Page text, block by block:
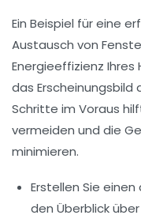
Ein Beispiel für eine
Austausch von
Energieeffizienz
das Erscheinungsbild
Schritte im Voraus
vermeiden und die
minimieren.
Erstellen Sie
den Überblick